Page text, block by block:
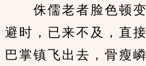
侏儒老者脸色顿变
避时，已来不及，直
巴掌镇飞出去，骨瘦